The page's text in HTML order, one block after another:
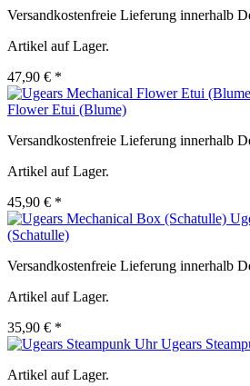
Versandkostenfreie Lieferung innerhalb
Artikel auf Lager.
47,90 € *
Flower Etui (Blume)
Versandkostenfreie Lieferung innerhalb
Artikel auf Lager.
45,90 € *
(Schatulle)
Versandkostenfreie Lieferung innerhalb
Artikel auf Lager.
35,90 € *
Ugears
Artikel auf Lager.